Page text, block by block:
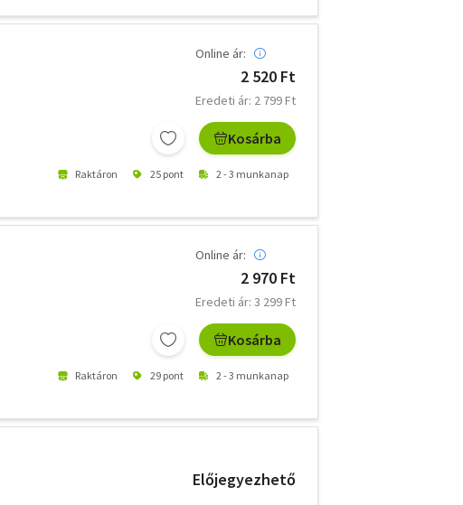
Online ár:
2 520 Ft
Eredeti ár: 2 799 Ft
Kosárba
Raktáron 25 pont 2 - 3 munkanap
Online ár:
2 970 Ft
Eredeti ár: 3 299 Ft
Kosárba
Raktáron 29 pont 2 - 3 munkanap
Előjegyezhető